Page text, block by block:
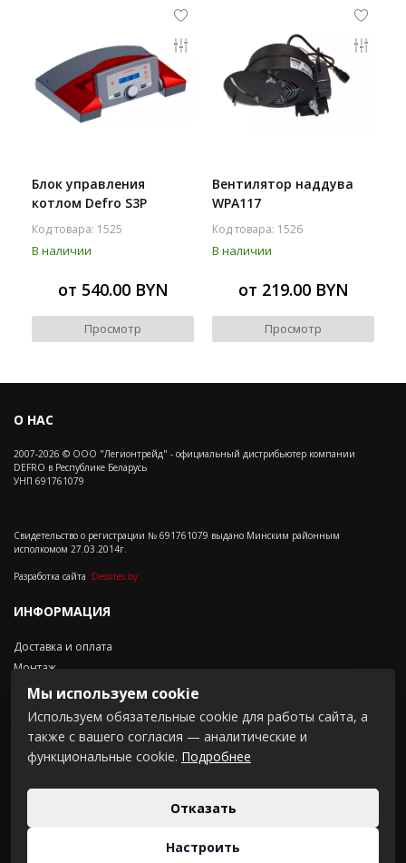
Блок управления
котлом Defro S3P
Код товара: 1525
В наличии
от 540.00 BYN
Просмотр
Вентилятор наддува
WPA117
Код товара: 1526
В наличии
от 219.00 BYN
Просмотр
О НАС
2007-2026 © ООО "Легионтрейд" - официальный дистрибьютер компании
DEFRO в Республике Беларусь
УНП 691761079
Свидетельство о регистрации № 691761079 выдано Минским районным
исполкомом 27.03.2014г.
Разработка сайта Dessites.by
ИНФОРМАЦИЯ
Доставка и оплата
Монтаж
Контакты
Положение о cookie-файлах
СВЯЗАТЬСЯ С НАМИ
Мы используем cookie
Используем обязательные cookie для работы сайта, а
также с вашего согласия — аналитические и
функциональные cookie. Подробнее
Отказать
Настроить